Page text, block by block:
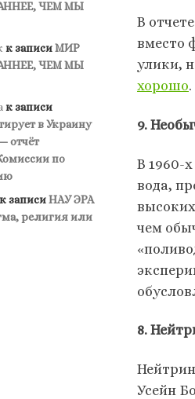
В
вместо
улики,
хорошо
9.
В 1960-
вода,
чем
8.
Усейн
ЧЕМ МЫ
к записиМИР
ЧЕМ МЫ
к записи
в Украину
отчёт
по
к записиНАУ ЭРА
религия или